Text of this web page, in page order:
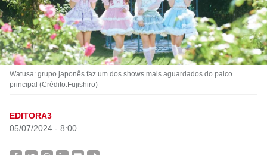
Watusa: grupo japonês faz um dos shows mais aguardados do palco
principal (Crédito:Fujishiro)
EDITORA3
05/07/2024 - 8:00